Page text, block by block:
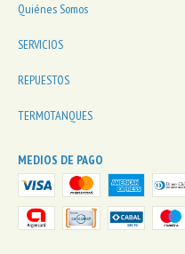
Quiénes Somos
SERVICIOS
REPUESTOS
TERMOTANQUES
MEDIOS DE PAGO